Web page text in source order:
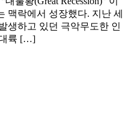
맥락에서 성장했다. 지난 세
생하고 있던 극악무도한 인
대륙 […]